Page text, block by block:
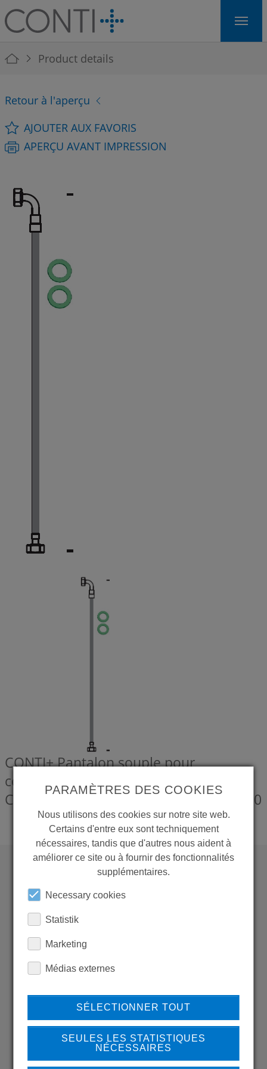
Skip to main navigation
Skip to main content
Skip to page footer
You are here:
Product details
Retour à l'aperçu
AJOUTER AUX FAVORIS
APERÇU AVANT IMPRESSION
CONTI+ Pantalon souple pour
connexion en bas, incl. joints, pour
CONTI+ CONFREE courbeCONZ0619570
MORE PRODUCTS?
LEARN MORE ABOUT
OUR REFERENCES
PARAMÈTRES DES COOKIES
Nous utilisons des cookies sur notre site web.
Certains d'entre eux sont techniquement
nécessaires, tandis que d'autres nous aident à
améliorer ce site ou à fournir des fonctionnalités
supplémentaires.
Necessary cookies
Statistik
Marketing
Médias externes
SÉLECTIONNER TOUT
SEULES LES STATISTIQUES
NÉCESSAIRES